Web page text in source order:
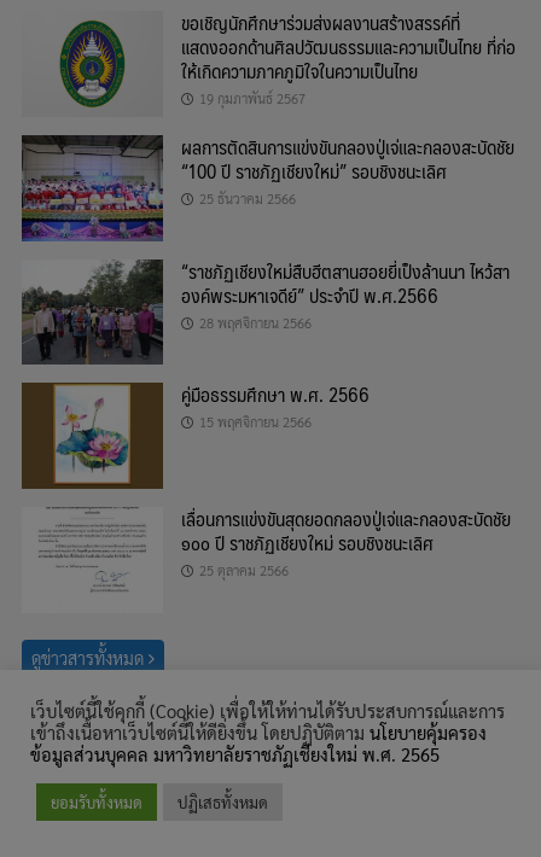
ขอเชิญนักศึกษาร่วมส่งผลงานสร้างสรรค์ที่
แสดงออกด้านศิลปวัฒนธรรมและความเป็นไทย ที่ก่อ
ให้เกิดความภาคภูมิใจในความเป็นไทย
19 กุมภาพันธ์ 2567
ผลการตัดสินการแข่งขันกลองปู่เจ่และกลองสะบัดชัย
“100 ปี ราชภัฏเชียงใหม่” รอบชิงชนะเลิศ
25 ธันวาคม 2566
“ราชภัฏเชียงใหม่สืบฮีตสานฮอยยี่เป็งล้านนา ไหว้สา
องค์พระมหาเจดีย์” ประจำปี พ.ศ.2566
28 พฤศจิกายน 2566
คู่มือธรรมศึกษา พ.ศ. 2566
15 พฤศจิกายน 2566
เลื่อนการแข่งขันสุดยอดกลองปู่เจ่และกลองสะบัดชัย
๑๐๐ ปี ราชภัฏเชียงใหม่ รอบชิงชนะเลิศ
25 ตุลาคม 2566
ดูข่าวสารทั้งหมด
ค้นหา
สำหรับ:
© สงวนลิขสิทธิ์ พ.ศ. 2559, สำนักศิลปะและวัฒนธรรม มหาวิทยาลัยราชภัฏ
เชียงใหม่
เว็บไซต์นี้ใช้คุกกี้ (Cookie) เพื่อให้ให้ท่านได้รับประสบการณ์และการ
เข้าถึงเนื้อหาเว็บไซต์นี้ให้ดียิ่งขึ้น โดยปฏิบัติตาม นโยบายคุ้มครอง
ข้อมูลส่วนบุคคล มหาวิทยาลัยราชภัฏเชียงใหม่ พ.ศ. 2565
ยอมรับทั้งหมด ปฏิเสธทั้งหมด